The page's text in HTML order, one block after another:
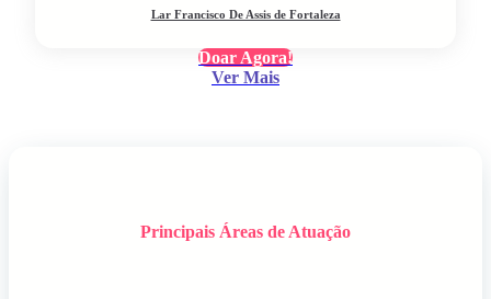
Lar Francisco De Assis de Fortaleza
Doar Agora!
Ver Mais
Principais Áreas de Atuação